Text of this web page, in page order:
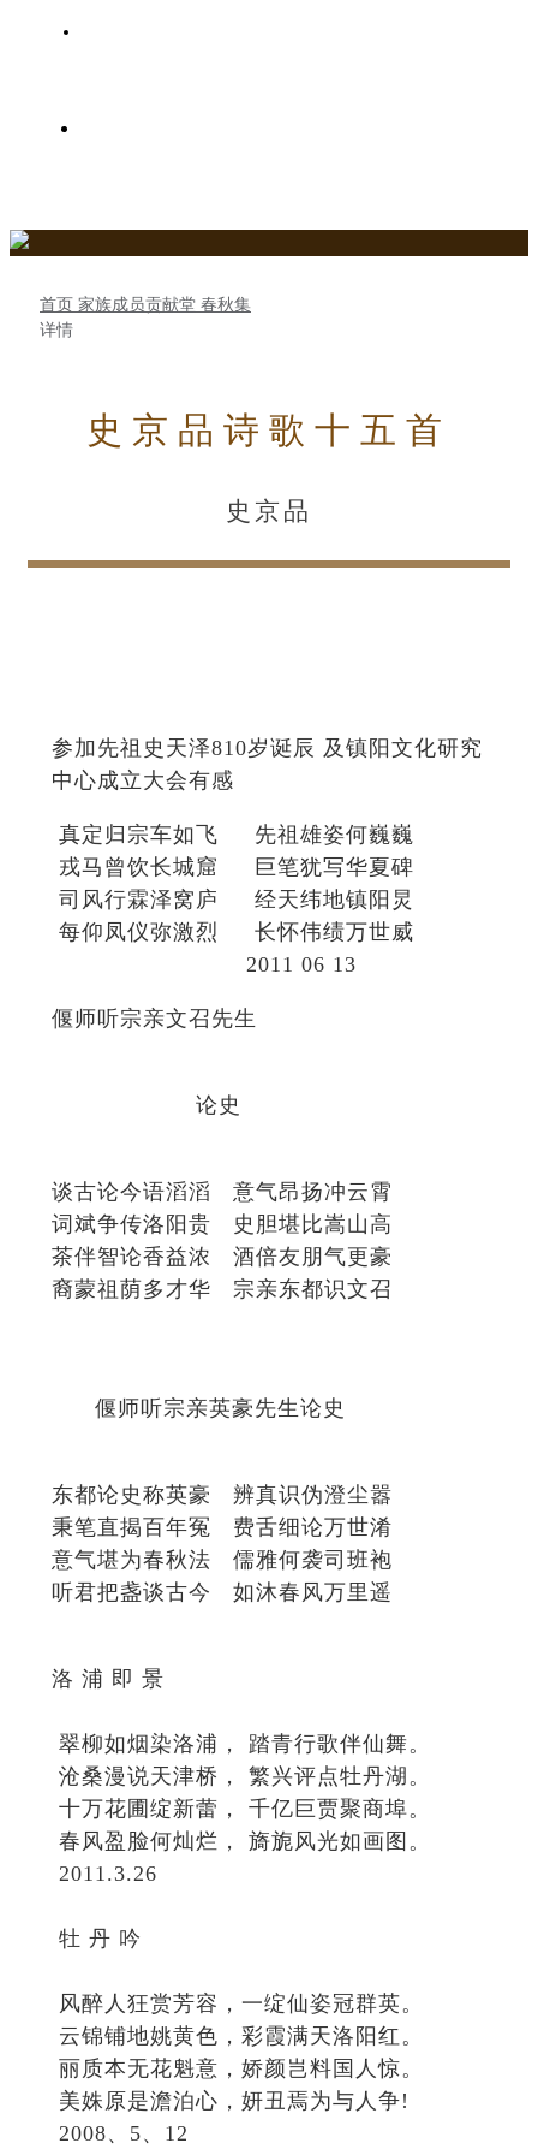
首页 家族成员贡献堂 春秋集
详情
史京品诗歌十五首
史京品
参加先祖史天泽810岁诞辰 及镇阳文化研究
中心成立大会有感
真定归宗车如飞 先祖雄姿何巍巍
戎马曾饮长城窟 巨笔犹写华夏碑
司风行霖泽窝庐 经天纬地镇阳炅
每仰凤仪弥激烈 长怀伟绩万世威
2011 06 13
偃师听宗亲文召先生
论史
谈古论今语滔滔 意气昂扬冲云霄
词斌争传洛阳贵 史胆堪比嵩山高
茶伴智论香益浓 酒倍友朋气更豪
裔蒙祖荫多才华 宗亲东都识文召
偃师听宗亲英豪先生论史
东都论史称英豪 辨真识伪澄尘嚣
秉笔直揭百年冤 费舌细论万世淆
意气堪为春秋法 儒雅何袭司班袍
听君把盏谈古今 如沐春风万里遥
洛 浦 即 景
翠柳如烟染洛浦， 踏青行歌伴仙舞。
沧桑漫说天津桥， 繁兴评点牡丹湖。
十万花圃绽新蕾， 千亿巨贾聚商埠。
春风盈脸何灿烂， 旖旎风光如画图。
2011.3.26
牡 丹 吟
风醉人狂赏芳容，一绽仙姿冠群英。
云锦铺地姚黄色，彩霞满天洛阳红。
丽质本无花魁意，娇颜岂料国人惊。
美姝原是澹泊心，妍丑焉为与人争!
2008、5、12